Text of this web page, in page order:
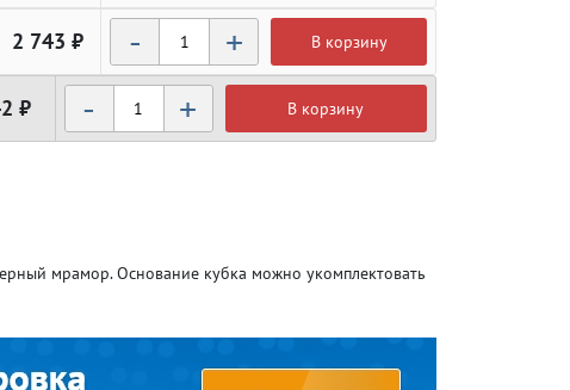
Атлетика
Велоспорт
Атлетика
Велоспорт
2 743 ₽ - + В корзину
₽ - + В корзину
мрамор. Основание кубка можно укомплектовать